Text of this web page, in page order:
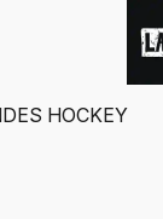
HOCKEY